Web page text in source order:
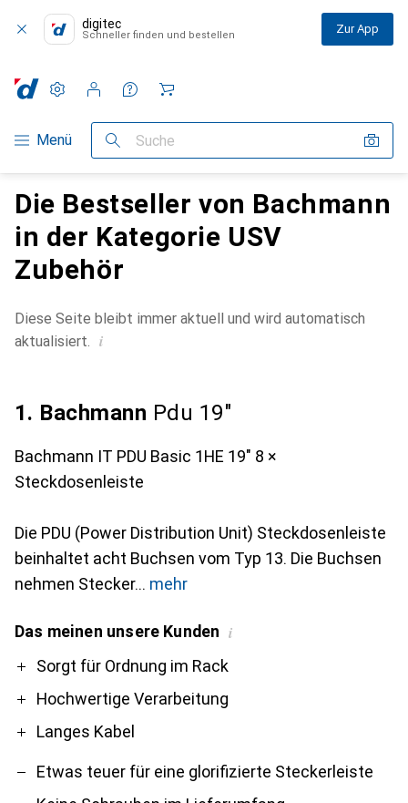
digitec
Schneller finden und bestellen Zur App
Navigation nach Kategorien
Menü Suche
Einstellungen
Kundenkonto
Vergleichslisten
Merklisten
Warenkorb
Die Bestseller von Bachmann
in der Kategorie USV
Zubehör
Diese Seite bleibt immer aktuell und wird automatisch
aktualisiert. i
1. Bachmann Pdu 19"
Bachmann IT PDU Basic 1HE 19" 8 ×
Steckdosenleiste
Die PDU (Power Distribution Unit) Steckdosenleiste
beinhaltet acht Buchsen vom Typ 13. Die Buchsen
nehmen Stecker
mehr
Das meinen unsere Kunden i
ProSorgt für Ordnung im Rack
Hochwertige Verarbeitung
Langes Kabel
Contra
Etwas teuer für eine glorifizierte Steckerleiste